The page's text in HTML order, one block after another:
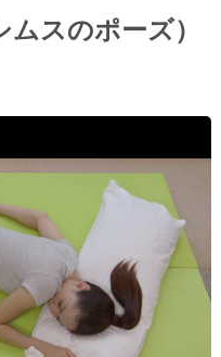
スのポーズ）